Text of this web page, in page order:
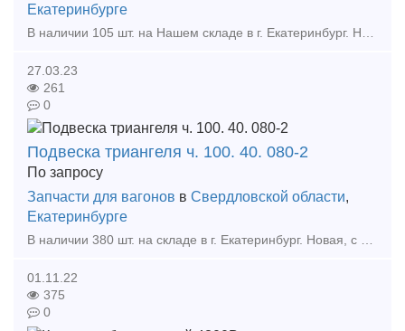
Екатеринбурге
27.03.23
261
0
Подвеска триангеля ч. 100. 40. 080-2
По запросу
Запчасти для вагонов в Свердловской области,
Екатеринбурге
В наличии 380 шт. на складе в г. Екатеринбург. Новая, с документами. Служит для крепления триангеля к каркасу телеги Тип предложения: предлагаю продукцию, услугу
01.11.22
375
0